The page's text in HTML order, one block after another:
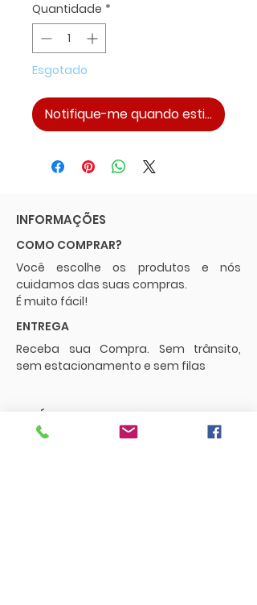
Quantidade *
Esgotado
Notifique-me quando estiver
INFORMAÇÕES
COMO COMPRAR?
Você escolhe os produtos e nós
cuidamos das suas compras.
É muito fácil!
ENTREGA
Receba sua Compra. Sem trânsito,
sem estacionamento e sem filas
POLÍTICAS
Envios e Frete